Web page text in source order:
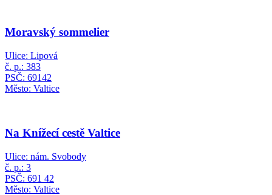
Moravský sommelier
Ulice: Lipová
č. p.: 383
PSČ: 69142
Město: Valtice
Na Knížecí cestě Valtice
Ulice: nám. Svobody
č. p.: 3
PSČ: 691 42
Město: Valtice